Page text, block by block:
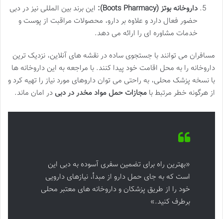
داروخانه بوتز (Boots Pharmacy):
این برند بین المللی نیز در دبی
حضور فعال دارد و علاوه بر دارو، محصولات مراقبت از پوست و
خدمات مشاوره ای را ارائه می دهد.
مسافران می توانند با جستجوی ساده در نقشه های آنلاین، نزدیک ترین
داروخانه را به محل اقامت خود پیدا کنند. با مراجعه به این داروخانه ها
با نسخه پزشک محلی، به راحتی می توان داروهای مورد نیاز را تهیه کرد و
از هرگونه خطر مرتبط با مجازات حمل مواد مخدر در دبی در امان ماند.
«بهترین راه برای تضمین سفری آسوده به دبی این
است که به جای حمل دارو از مبدأ، نیازهای دارویی
خود را از طریق پزشکان و داروخانه های معتبر محلی
برطرف کنید.»